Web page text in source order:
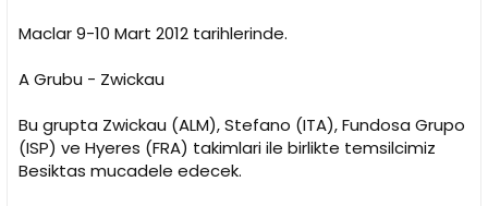
Maclar 9-10 Mart 2012 tarihlerinde.
A Grubu - Zwickau
Bu grupta Zwickau (ALM), Stefano (ITA), Fundosa Grupo
(ISP) ve Hyeres (FRA) takimlari ile birlikte temsilcimiz
Besiktas mucadele edecek.